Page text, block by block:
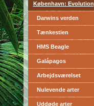
København: Evolution
Darwins verden
Tænkestien
HMS Beagle
Galápagos
Arbejdsværelset
Nulevende arter
Uddøde arter